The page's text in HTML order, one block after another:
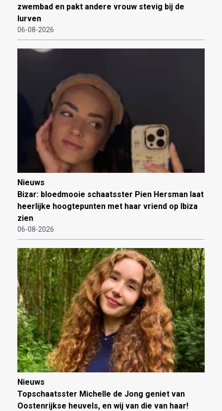
zwembad en pakt andere vrouw stevig bij de
lurven
06-08-2026
Nieuws
Bizar: bloedmooie schaatsster Pien Hersman laat
heerlijke hoogtepunten met haar vriend op Ibiza
zien
06-08-2026
Nieuws
Topschaatsster Michelle de Jong geniet van
Oostenrijkse heuvels, en wij van die van haar!